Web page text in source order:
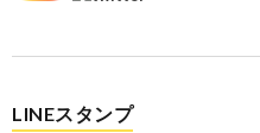
LINEスタンプ